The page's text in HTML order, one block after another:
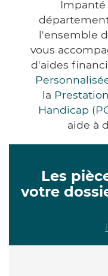
Impanté
l'ensemble
vous
d'aides
la
Handicap
aide à
Les
votre